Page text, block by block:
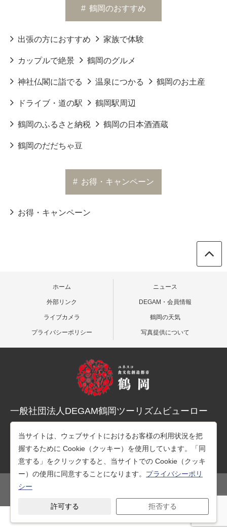
# 鶴岡のおすすめ
出張の方におすすめ 家族で体験
カップルで絶景 鶴岡のグルメ
神社仏閣に詣でる 温泉につかる 鶴岡のお土産
ドライブ・道の駅 鶴岡駅周辺
鶴岡のふるさと納税 鶴岡の日本酒酒蔵
鶴岡のだだちゃ豆
# お得・キャンペーン
お得・キャンペーン
ホーム ニュース
外部リンク DEGAM・会員情報
ライブカメラ 鶴岡の天気
プライバシーポリシー 写真提供について
一般社団法人DEGAM鶴岡ツーリズムビューロー
TEL：0235-25-7678（観光案内）
TEL：0235-26-1218（事務所）
当サイトは、ウェブサイトにおけるお客様の利用状況を把
握するために Cookie（クッキー）を使用しています。「同
意する」をクリックすると、当サイトでの Cookie（クッキ
ー）の使用に同意することになります。 プライバシーポリ
シー
許可する 拒否する